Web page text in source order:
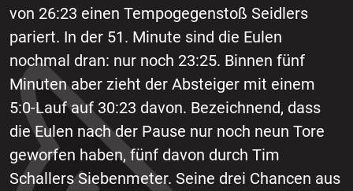
von 26:23 einen Tempogegenstoß Seidlers
pariert. In der 51. Minute sind die Eulen
nochmal dran: nur noch 23:25. Binnen fünf
Minuten aber zieht der Absteiger mit einem
5:0-Lauf auf 30:23 davon. Bezeichnend, dass
die Eulen nach der Pause nur noch neun Tore
geworfen haben, fünf davon durch Tim
Schallers Siebenmeter. Seine drei Chancen aus